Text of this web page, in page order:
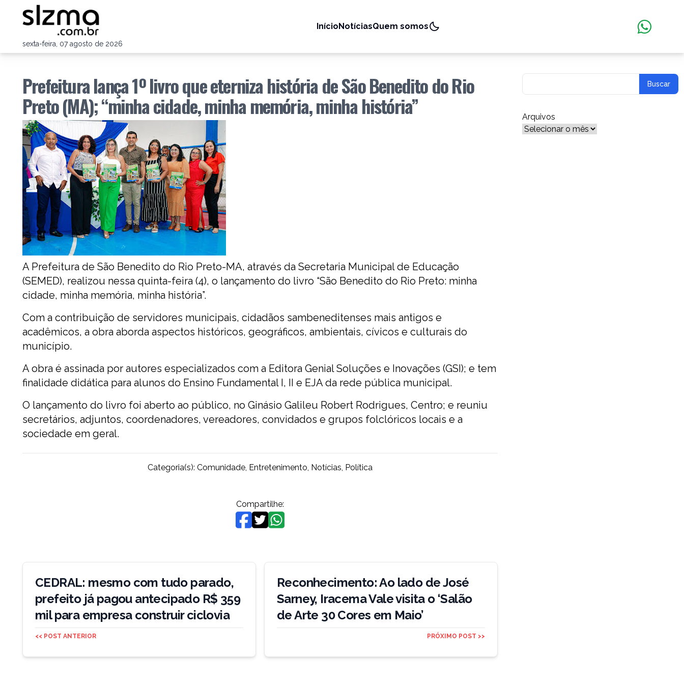
sexta-feira, 07 agosto de 2026
InícioNotíciasQuem somos
Prefeitura lança 1º livro que eterniza história de São Benedito do Rio
Preto (MA); “minha cidade, minha memória, minha história”
A Prefeitura de São Benedito do Rio Preto-MA, através da Secretaria Municipal de Educação
(SEMED), realizou nessa quinta-feira (4), o lançamento do livro “São Benedito do Rio Preto: minha
cidade, minha memória, minha história”.
Com a contribuição de servidores municipais, cidadãos sambeneditenses mais antigos e
acadêmicos, a obra aborda aspectos históricos, geográficos, ambientais, cívicos e culturais do
município.
A obra é assinada por autores especializados com a Editora Genial Soluções e Inovações (GSI); e tem
finalidade didática para alunos do Ensino Fundamental I, II e EJA da rede pública municipal.
O lançamento do livro foi aberto ao público, no Ginásio Galileu Robert Rodrigues, Centro; e reuniu
secretários, adjuntos, coordenadores, vereadores, convidados e grupos folclóricos locais e a
sociedade em geral.
Categoria(s): Comunidade, Entretenimento, Notícias, Política
Compartilhe:
Navegação
CEDRAL: mesmo com tudo parado,
prefeito já pagou antecipado R$ 359
mil para empresa construir ciclovia
<< POST ANTERIOR
Reconhecimento: Ao lado de José
Sarney, Iracema Vale visita o ‘Salão
de Arte 30 Cores em Maio’
PRÓXIMO POST >>
Arquivos
Arquivos